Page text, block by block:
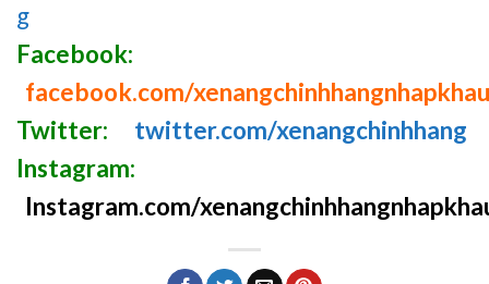
g
Facebook:
facebook.com/xenangchinhhangnhapkhau
Twitter:
twitter.com/xenangchinhhang
Instagram:
Instagram.com/